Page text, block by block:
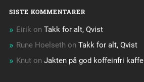
SISTE KOMMENTARER
Eirik on Takk for alt, Qvist
Rune Hoelseth on Takk for alt, Qvist
Knuton Jakten på god koffeinfri kaffe